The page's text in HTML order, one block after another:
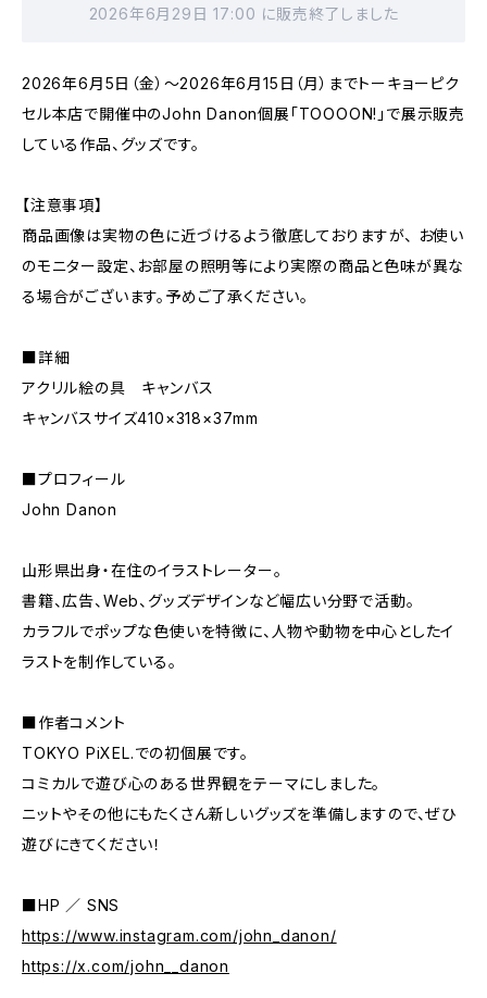
2026年6月29日 17:00 に販売終了しました
2026年6月5日（金）～2026年6月15日（月）までトーキョーピク
セル本店で開催中のJohn Danon個展「TOOOON!」で展示販売
している作品、グッズです。
【注意事項】
商品画像は実物の色に近づけるよう徹底しておりますが、 お使い
のモニター設定、お部屋の照明等により実際の商品と色味が異な
る場合がございます。予めご了承ください。
■詳細
アクリル絵の具 キャンバス
キャンバスサイズ410×318×37mm
■プロフィール
John Danon
山形県出身・在住のイラストレーター。
書籍、広告、Web、グッズデザインなど幅広い分野で活動。
カラフルでポップな色使いを特徴に、人物や動物を中心としたイ
ラストを制作している。
■作者コメント
TOKYO PiXEL.での初個展です。
コミカルで遊び心のある世界観をテーマにしました。
ニットやその他にもたくさん新しいグッズを準備しますので、ぜひ
遊びにきてください！
■HP ／ SNS
https://www.instagram.com/john_danon/
https://x.com/john__danon